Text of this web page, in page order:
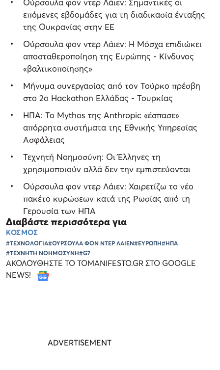
Ούρσουλα φον ντερ Λάιεν: ​​Σημαντικές οι
επόμενες εβδομάδες για τη διαδικασία ένταξης
της Ουκρανίας στην ΕΕ
Ούρσουλα φον ντερ Λάιεν: Η Μόσχα επιδιώκει
αποσταθεροποίηση της Ευρώπης - Κίνδυνος
«βαλτικοποίησης»
Μήνυμα συνεργασίας από τον Τούρκο πρέσβη
στο 2ο Hackathon Ελλάδας - Τουρκίας
ΗΠΑ: Το Mythos της Anthropic «έσπασε»
απόρρητα συστήματα της Εθνικής Υπηρεσίας
Ασφάλειας
Τεχνητή Νοημοσύνη: Οι Έλληνες τη
χρησιμοποιούν αλλά δεν την εμπιστεύονται
Ούρσουλα φον ντερ Λάιεν: Χαιρετίζω το νέο
πακέτο κυρώσεων κατά της Ρωσίας από τη
Γερουσία των ΗΠΑ
Διαβάστε περισσότερα για
ΚΟΣΜΟΣ
#ΤΕΧΝΟΛΟΓΙΑ#ΟΥΡΣΟΥΛΑ ΦΟΝ ΝΤΕΡ ΛΑΙΕΝ#ΕΥΡΩΠΗ#ΗΠΑ
#ΤΕΧΝΗΤΗ ΝΟΗΜΟΣΥΝΗ#G7
ΑΚΟΛΟΥΘΗΣΤΕ ΤΟ TOMANIFESTO.GR ΣΤΟ GOOGLE
NEWS!